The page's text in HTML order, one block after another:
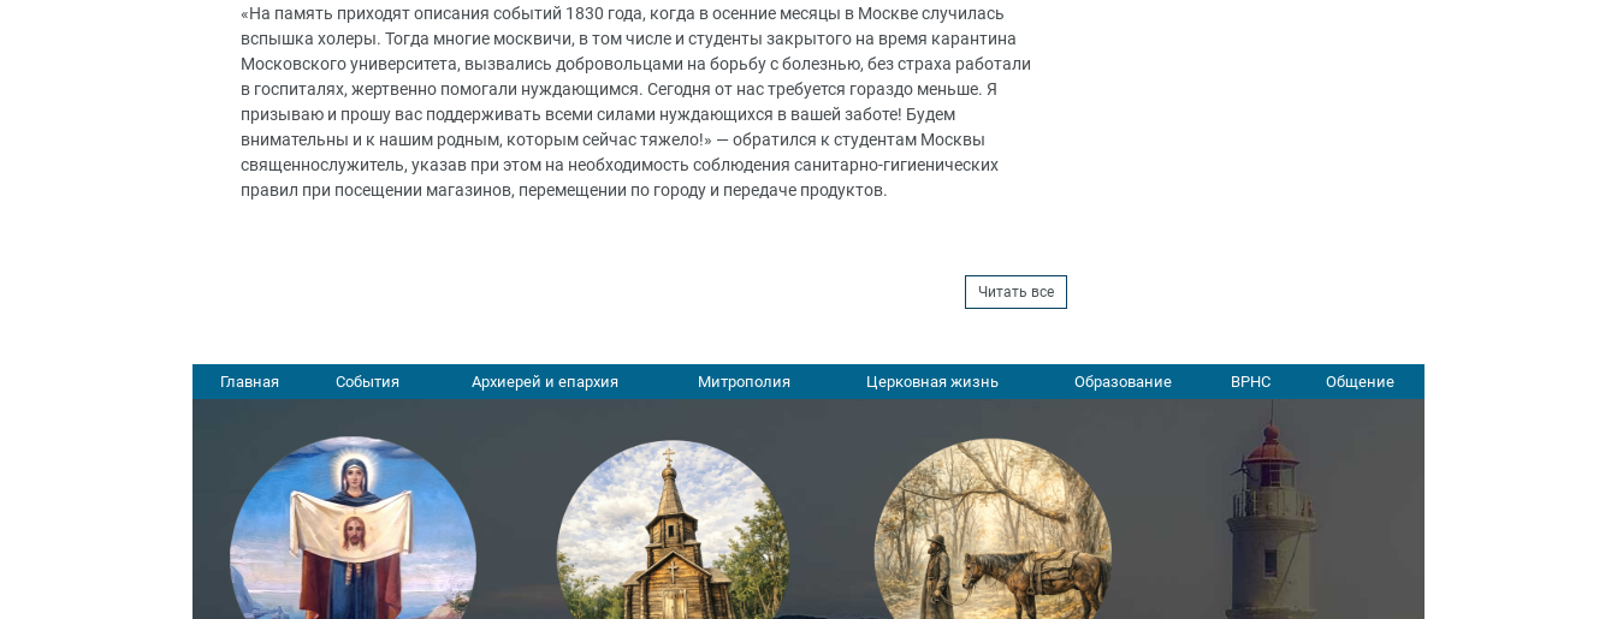
«На память приходят описания событий 1830 года, когда в осенние месяцы в Москве случилась
вспышка холеры. Тогда многие москвичи, в том числе и студенты закрытого на время карантина
Московского университета, вызвались добровольцами на борьбу с болезнью, без страха работали
в госпиталях, жертвенно помогали нуждающимся. Сегодня от нас требуется гораздо меньше. Я
призываю и прошу вас поддерживать всеми силами нуждающихся в вашей заботе! Будем
внимательны и к нашим родным, которым сейчас тяжело!» — обратился к студентам Москвы
священнослужитель, указав при этом на необходимость соблюдения санитарно-гигиенических
правил при посещении магазинов, перемещении по городу и передаче продуктов.
Читать все
Главная События Архиерей и епархия Митрополия Церковная жизнь Образование ВРНС Общение